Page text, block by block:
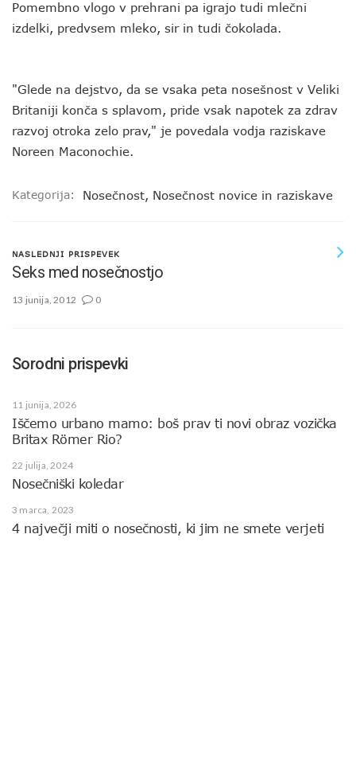
Pomembno vlogo v prehrani pa igrajo tudi mlečni
izdelki, predvsem mleko, sir in tudi čokolada.
"Glede na dejstvo, da se vsaka peta nosešnost v Veliki
Britaniji konča s splavom, pride vsak napotek za zdrav
razvoj otroka zelo prav," je povedala vodja raziskave
Noreen Maconochie.
Kategorija: Nosečnost, Nosečnost novice in raziskave
NASLEDNJI PRISPEVEK
Seks med nosečnostjo
13 junija, 2012 0
Sorodni prispevki
11 junija, 2026
Iščemo urbano mamo: boš prav ti novi obraz vozička
Britax Römer Rio?
22 julija, 2024
Nosečniški koledar
3 marca, 2023
4 največji miti o nosečnosti, ki jim ne smete verjeti